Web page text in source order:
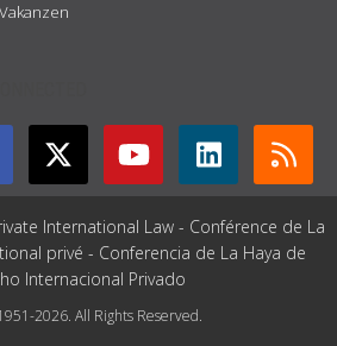
Vakanzen
International Law - Conférence de La
privé - Conferencia de La Haya de
Internacional Privado
2026. All Rights Reserved.